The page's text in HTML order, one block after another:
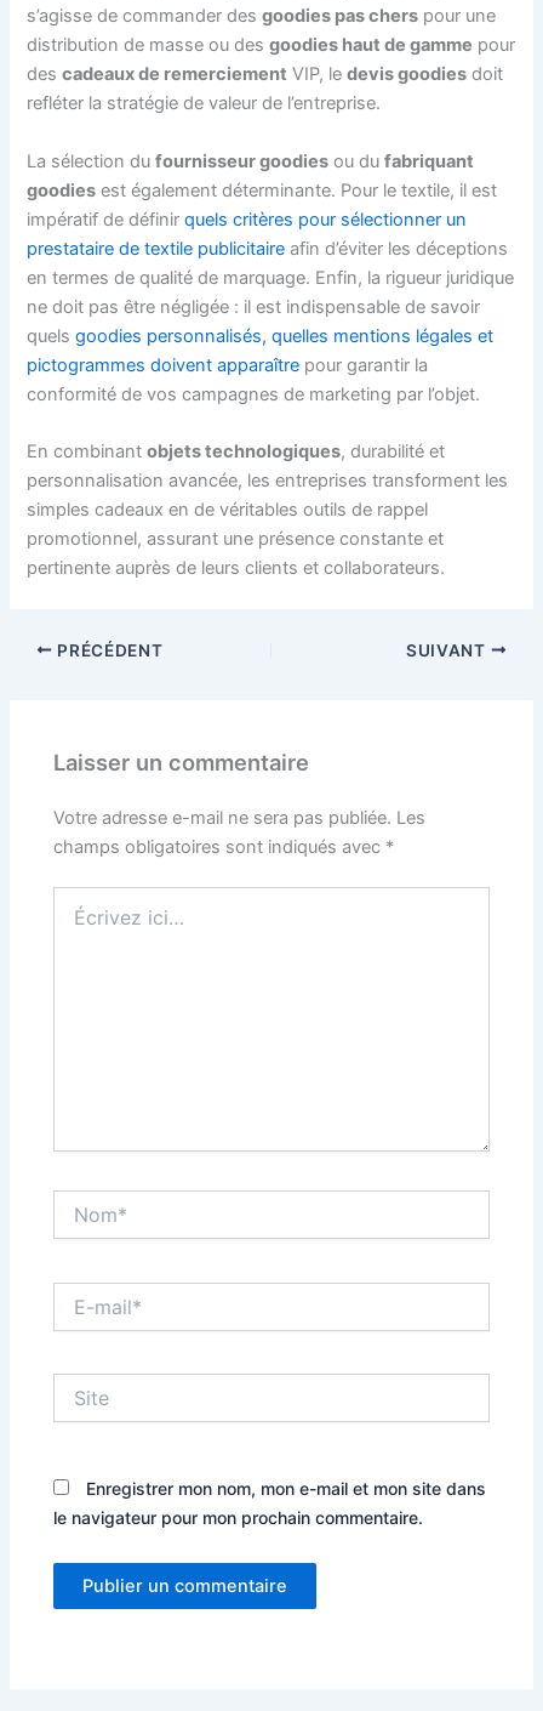
s’agisse de commander desgoodies pas chers pour une
distribution de masse ou desgoodies haut de gamme pour
descadeaux de remerciement VIP, ledevis goodies doit
refléter la stratégie de valeur de l’entreprise.
La sélection dufournisseur goodies ou dufabriquant
goodies est également déterminante. Pour le textile, il est
impératif de définirquels critères pour sélectionner un
prestataire de textile publicitaire afin d’éviter les déceptions
en termes de qualité de marquage. Enfin, la rigueur juridique
ne doit pas être négligée : il est indispensable de savoir
quelsgoodies personnalisés, quelles mentions légales et
pictogrammes doivent apparaître pour garantir la
conformité de vos campagnes de marketing par l’objet.
En combinantobjets technologiques, durabilité et
personnalisation avancée, les entreprises transforment les
simples cadeaux en de véritables outils de rappel
promotionnel, assurant une présence constante et
pertinente auprès de leurs clients et collaborateurs.
PRÉCÉDENT SUIVANT
Laisser un commentaire
Votre adresse e-mail ne sera pas publiée. Les
champs obligatoires sont indiqués avec *
ici…
mail*
Enregistrer mon nom, mon e-mail et mon site dans
le navigateur pour mon prochain commentaire.